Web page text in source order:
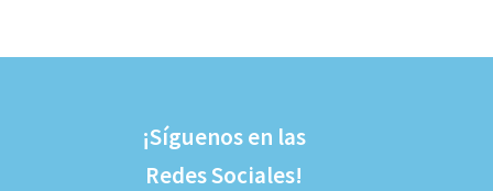
¡Síguenos en las
Redes Sociales!